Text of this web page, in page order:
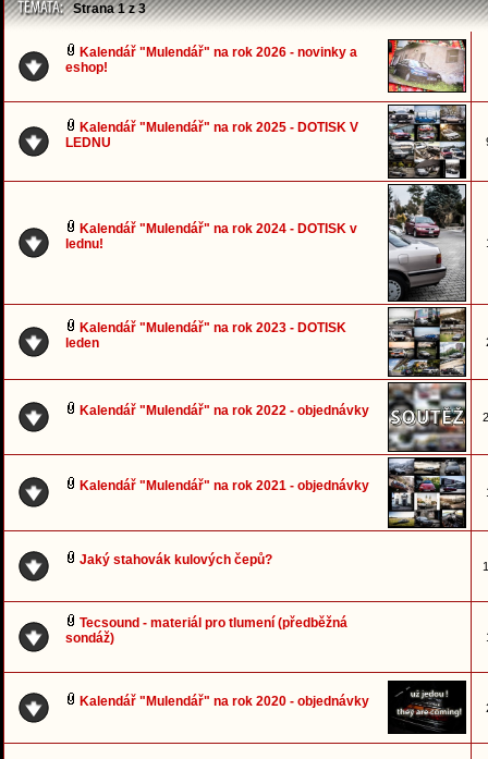
Strana1z3
Kalendář "Mulendář" na rok 2026 - novinky a
eshop!
Kalendář "Mulendář" na rok 2025 - DOTISK V
LEDNU
Kalendář "Mulendář" na rok 2024 - DOTISK v
lednu!
Kalendář "Mulendář" na rok 2023 - DOTISK
leden
Kalendář "Mulendář" na rok 2022 - objednávky
Kalendář "Mulendář" na rok 2021 - objednávky
Jaký stahovák kulových čepů?
Tecsound - materiál pro tlumení (předběžná
sondáž)
Kalendář "Mulendář" na rok 2020 - objednávky